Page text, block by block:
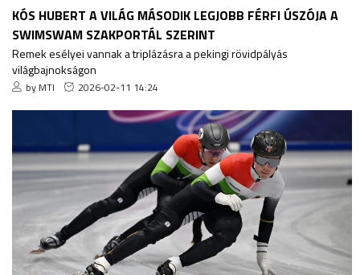
KÓS HUBERT A VILÁG MÁSODIK LEGJOBB FÉRFI ÚSZÓJA A
SWIMSWAM SZAKPORTÁL SZERINT
Remek esélyei vannak a triplázásra a pekingi rövidpályás
világbajnokságon
by MTI 2026-02-11 14:24